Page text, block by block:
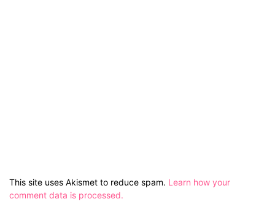
This site uses Akismet to reduce spam. Learn how your
comment data is processed.